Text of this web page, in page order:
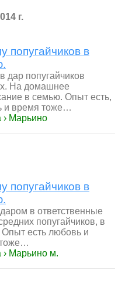
г.
попугайчиков в
дар попугайчиков
На домашнее
в семью. Опыт есть,
и время тоже…
› Марьино
попугайчиков в
в ответственные
попугайчиков, в
есть любовь и
› Марьино м.